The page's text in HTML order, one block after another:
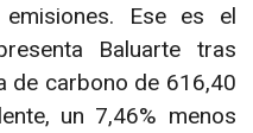
Ese es el
Baluarte tras
de carbono de 616,40
un 7,46% menos